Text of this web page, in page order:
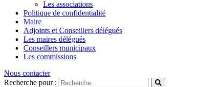
Les associations
Politique de confidentialité
Maire
Adjoints et Conseillers délégués
Les maires délégués
Conseillers municipaux
Les commissions
Nous contacter
Recherche pour :